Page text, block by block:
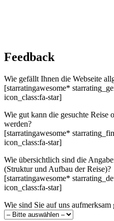
Feedback
Wie gefällt Ihnen die Webseite
[starratingawesome*
icon_class:fa-star]
Wie gut kann die gesuchte Reise
werden?
[starratingawesome*
icon_class:fa-star]
Wie übersichtlich sind die
(Struktur und Aufbau der Reise)?
[starratingawesome*
icon_class:fa-star]
Wie sind Sie auf uns aufmerksam